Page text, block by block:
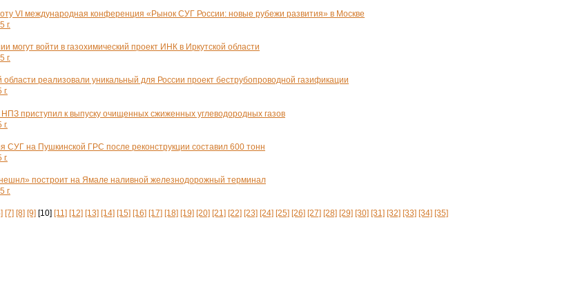
VI международная конференция «Рынок СУГ России: новые рубежи развития» в Москве
г.
могут войти в газохимический проект ИНК в Иркутской области
г.
области реализовали уникальный для России проект беструбопроводной газификации
приступил к выпуску очищенных сжиженных углеводородных газов
СУГ на Пушкинской ГРС после реконструкции составил 600 тонн
построит на Ямале наливной железнодорожный терминал
г.
[7] [8] [9] [10] [11] [12] [13] [14] [15] [16] [17] [18] [19] [20] [21] [22] [23] [24] [25] [26] [27] [28] [29] [30] [31] [32] [33] [34] [35]